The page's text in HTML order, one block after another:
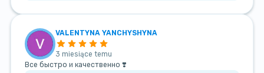
VALENTYNA YANCHYSHYNA
3 miesiące temu
Все быстро и качественно ❣️